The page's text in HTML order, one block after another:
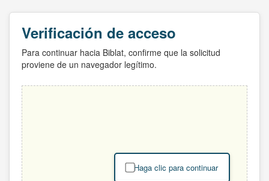
Verificación de acceso
Para continuar hacia Biblat, confirme que la solicitud
proviene de un navegador legítimo.
Haga clic para continuar